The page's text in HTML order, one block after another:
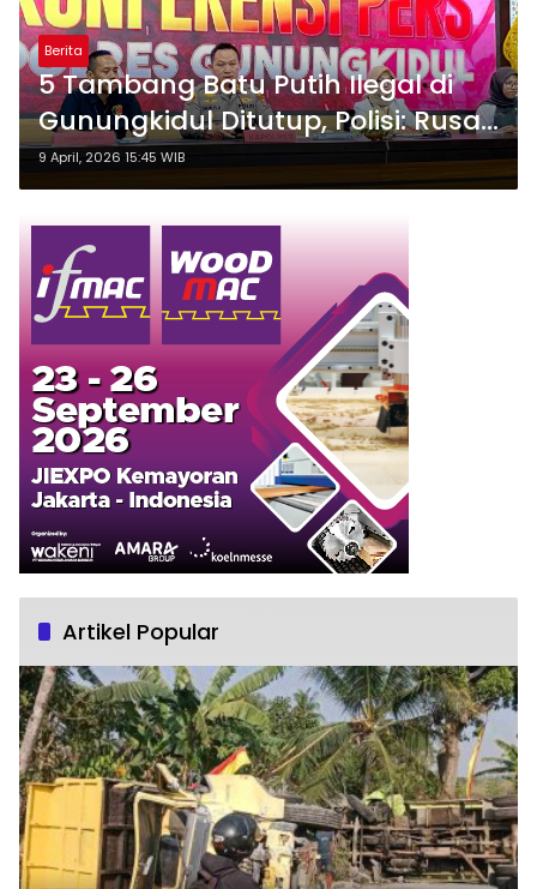
Berita
5 Tambang Batu Putih Ilegal di
Gunungkidul Ditutup, Polisi: Rusak
Lingkungan!
9 April, 2026 15:45 WIB
Artikel Popular